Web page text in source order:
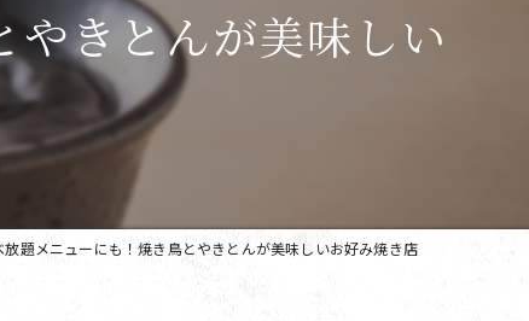
お好み焼き
きとんが美味しい
放題メニューにも！焼き鳥とやきとんが美味しいお好み焼き店